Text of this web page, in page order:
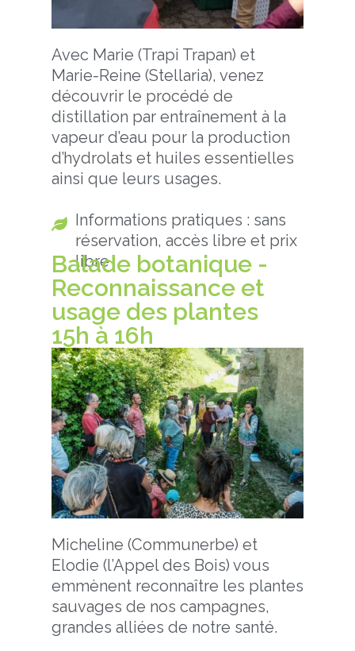
Avec Marie (Trapi Trapan) et
Marie-Reine (Stellaria), venez
découvrir le procédé de
distillation par entraînement à la
vapeur d’eau pour la production
d’hydrolats et huiles essentielles
ainsi que leurs usages.
Informations pratiques : sans
réservation, accès libre et prix
libre
Balade botanique -
Reconnaissance et
usage des plantes
15h à 16h
Micheline (Communerbe) et
Elodie (l’Appel des Bois) vous
emmènent reconnaître les plantes
sauvages de nos campagnes,
grandes alliées de notre santé.